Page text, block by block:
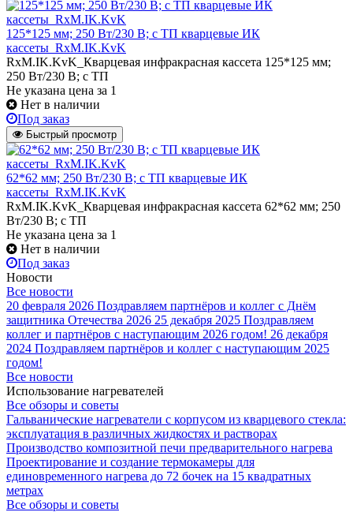
125*125 мм; 250 Вт/230 В; с ТП кварцевые ИК
кассеты_RxM.IK.KvK
RxM.IK.KvK_Кварцевая инфракрасная кассета 125*125 мм;
250 Вт/230 В; с ТП
Не указана цена за 1
Нет в наличии
Под заказ
Быстрый просмотр
62*62 мм; 250 Вт/230 В; с ТП кварцевые ИК
кассеты_RxM.IK.KvK
RxM.IK.KvK_Кварцевая инфракрасная кассета 62*62 мм; 250
Вт/230 В; с ТП
Не указана цена за 1
Нет в наличии
Под заказ
Новости
Все новости
20 февраля 2026 Поздравляем партнёров и коллег с Днём
защитника Отечества 2026 25 декабря 2025 Поздравляем
коллег и партнёров с наступающим 2026 годом! 26 декабря
2024 Поздравляем партнёров и коллег с наступающим 2025
годом!
Все новости
Использование нагревателей
Все обзоры и советы
Гальванические нагреватели с корпусом из кварцевого стекла:
эксплуатация в различных жидкостях и растворах
Производство композитной печи предварительного нагрева
Проектирование и создание термокамеры для
единовременного нагрева до 72 бочек на 15 квадратных
метрах
Все обзоры и советы